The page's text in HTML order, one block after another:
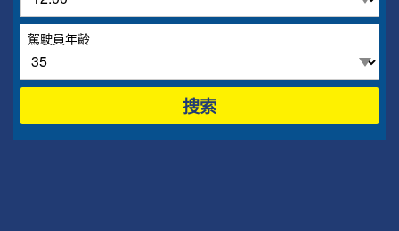
駕駛員年齡
搜索